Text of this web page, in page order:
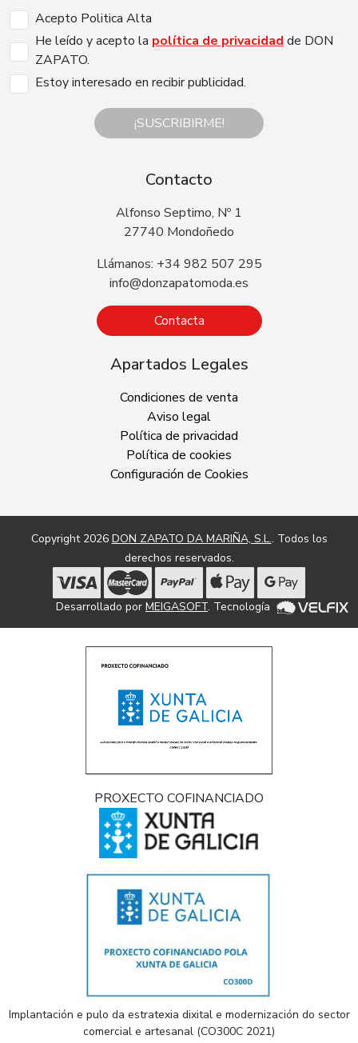
Acepto Politica Alta
He leído y acepto la política de privacidad de DON
ZAPATO.
Estoy interesado en recibir publicidad.
¡SUSCRIBIRME!
Contacto
Alfonso Septimo, Nº 1
27740 Mondoñedo
Llámanos: +34 982 507 295
info@donzapatomoda.es
Contacta
Apartados Legales
Condiciones de venta
Aviso legal
Política de privacidad
Política de cookies
Configuración de Cookies
Copyright 2026 DON ZAPATO DA MARIÑA, S.L.. Todos los
derechos reservados.
Desarrollado por MEIGASOFT. Tecnología
PROXECTO COFINANCIADO
Implantación e pulo da estratexia dixital e modernización do sector
comercial e artesanal (CO300C 2021)